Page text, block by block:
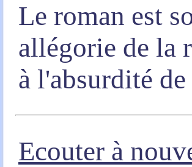
Le roman est
allégorie de la
à l'absurdité
Ecouter à